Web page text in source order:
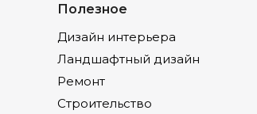
Полезное
Дизайн интерьера
Ландшафтный дизайн
Ремонт
Строительство